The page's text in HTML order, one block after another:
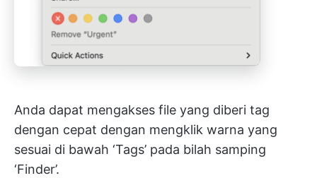
Anda dapat mengakses file yang diberi tag
dengan cepat dengan mengklik warna yang
sesuai di bawah ‘Tags’ pada bilah samping
‘Finder’.